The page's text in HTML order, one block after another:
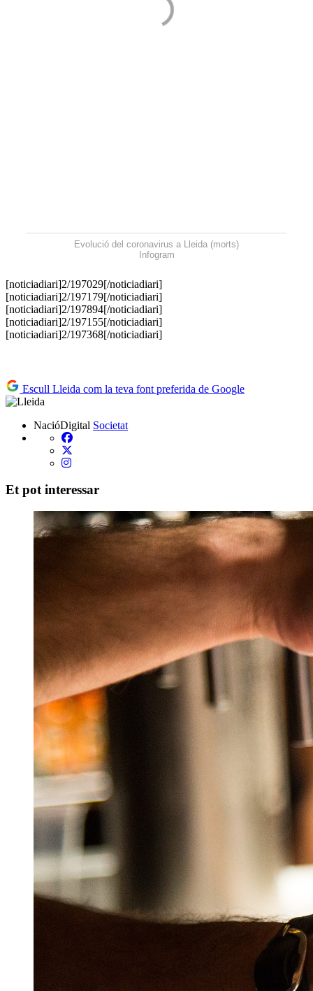
Evolució del coronavirus a Lleida (morts)
Infogram
[noticiadiari]2/197029[/noticiadiari]
[noticiadiari]2/197179[/noticiadiari]
[noticiadiari]2/197894[/noticiadiari]
[noticiadiari]2/197155[/noticiadiari]
[noticiadiari]2/197368[/noticiadiari]
Escull Lleida com la teva font preferida de Google
NacióDigital Societat
Et pot interessar